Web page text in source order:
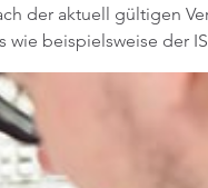
der aktuell gültigen
beispielsweise der